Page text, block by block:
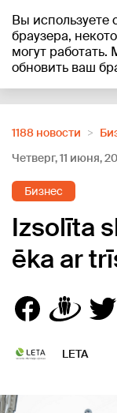
Вы используете
браузера,
могут
обновить ваш
+16
1188 новости
Четверг, 11 июня,
Бизнес
Izsolīta
ēka ar
LETA